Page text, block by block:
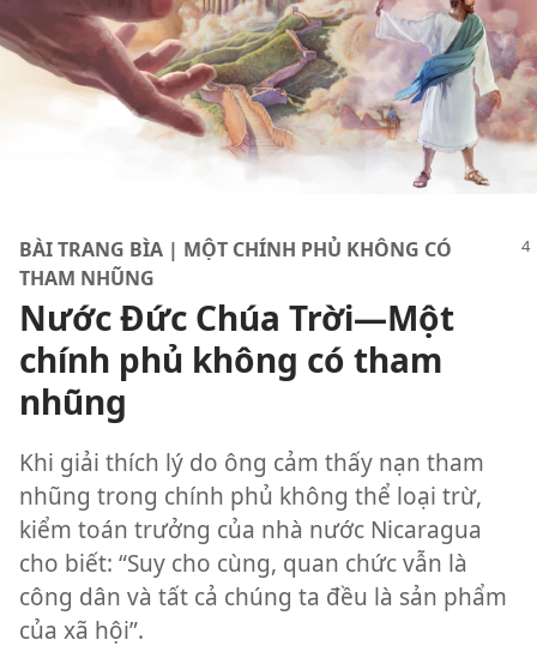
BÀI TRANG BÌA | MỘT CHÍNH PHỦ KHÔNG CÓ
THAM NHŨNG
Nước Đức Chúa Trời—Một
chính phủ không có tham
nhũng
Khi giải thích lý do ông cảm thấy nạn tham
nhũng trong chính phủ không thể loại trừ,
kiểm toán trưởng của nhà nước Nicaragua
cho biết: “Suy cho cùng, quan chức vẫn là
công dân và tất cả chúng ta đều là sản phẩm
của xã hội”.